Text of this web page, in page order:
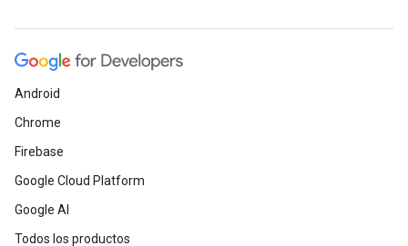
Android
Chrome
Firebase
Google Cloud Platform
Google AI
Todos los productos